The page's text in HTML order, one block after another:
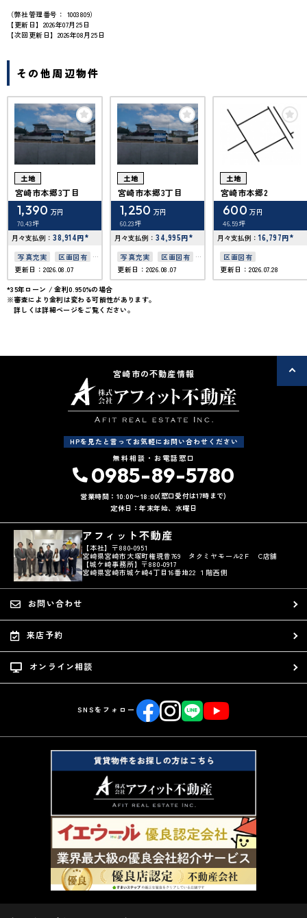
（弊社管理番号： 1003809）
【更新日】2026年07月25日
【次回更新日】2026年08月25日
その他周辺物件
土地
宮崎市本郷3丁目
1,390 万円
70.43坪
月々支払例： 38,914円*
写真充実
区画図有
駐車場2台可
50坪以上
接道6ｍ以上
更新日：2026.08.07
土地
宮崎市本郷3丁目
1,250 万円
60.23坪
月々支払例： 34,995円*
写真充実
区画図有
駐車場2台可
接道6ｍ以上
更新日：2026.08.07
土地
宮崎市本郷2
600 万円
46.59坪
月々支払例： 16,797円*
区画図有
更新日：2026.07.28
*35年ローン / 金利0.950%の場合
※審査により金利は変わる可能性があります。
詳しくは詳細ページをご覧ください。
宮崎市の不動産情報
HPを見たと言ってお気軽にお問い合わせください
無料相談・お電話窓口
0985-89-5780
営業時間：10:00〜18:00(窓口受付は17時まで)
定休日：年末年始、水曜日
アフィット不動産
【本社】〒880-0951
宮崎県宮崎市大塚町権現昔769 タクミヤモール2Ｆ C店舗
【城ケ崎事務所】〒880-0917
宮崎県宮崎市城ケ崎4丁目16番地22 １階西側
お問い合わせ
来店予約
オンライン相談
SNSをフォロー